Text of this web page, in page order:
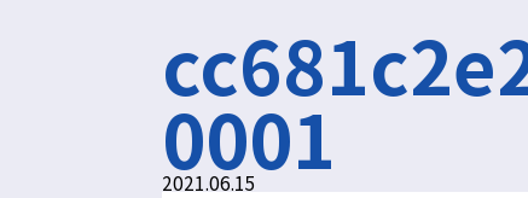
0001
2021.06.15